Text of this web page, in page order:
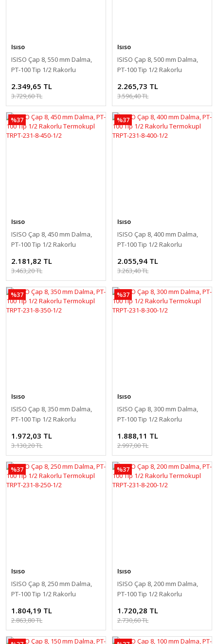
Isıso
ISISO Çap 8, 550 mm Dalma,
PT-100 Tip 1/2 Rakorlu
2.349,65 TL
3.729,60 TL
Isıso
ISISO Çap 8, 500 mm Dalma,
PT-100 Tip 1/2 Rakorlu
2.265,73 TL
3.596,40 TL
%37
Isıso
ISISO Çap 8, 450 mm Dalma,
PT-100 Tip 1/2 Rakorlu
2.181,82 TL
3.463,20 TL
%37
Isıso
ISISO Çap 8, 400 mm Dalma,
PT-100 Tip 1/2 Rakorlu
2.055,94 TL
3.263,40 TL
%37
Isıso
ISISO Çap 8, 350 mm Dalma,
PT-100 Tip 1/2 Rakorlu
1.972,03 TL
3.130,20 TL
%37
Isıso
ISISO Çap 8, 300 mm Dalma,
PT-100 Tip 1/2 Rakorlu
1.888,11 TL
2.997,00 TL
%37
Isıso
ISISO Çap 8, 250 mm Dalma,
PT-100 Tip 1/2 Rakorlu
1.804,19 TL
2.863,80 TL
%37
Isıso
ISISO Çap 8, 200 mm Dalma,
PT-100 Tip 1/2 Rakorlu
1.720,28 TL
2.730,60 TL